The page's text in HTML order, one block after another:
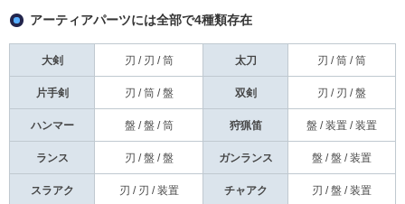
アーティアパーツには全部で4種類存在
大剣 刃 / 刃 / 筒 太刀 刃 / 筒 / 筒
片手剣 刃 / 筒 / 盤 双剣 刃 / 刃 / 盤
ハンマー 盤 / 盤 / 筒 狩猟笛 盤 / 装置 / 装置
ランス 刃 / 盤 / 盤 ガンランス 盤 / 盤 / 装置
スラアク 刃 / 刃 / 装置 チャアク 刃 / 盤 / 装置